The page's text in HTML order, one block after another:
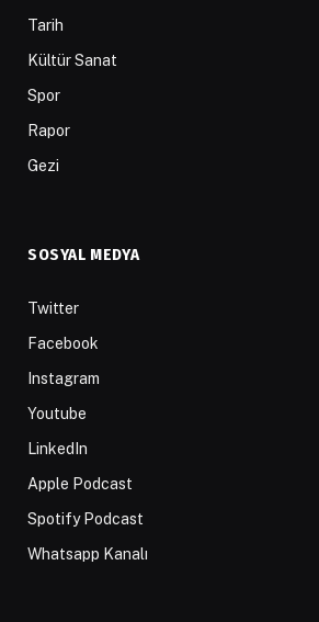
Tarih
Kültür Sanat
Spor
Rapor
Gezi
SOSYAL MEDYA
Twitter
Facebook
Instagram
Youtube
LinkedIn
Apple Podcast
Spotify Podcast
Whatsapp Kanalı